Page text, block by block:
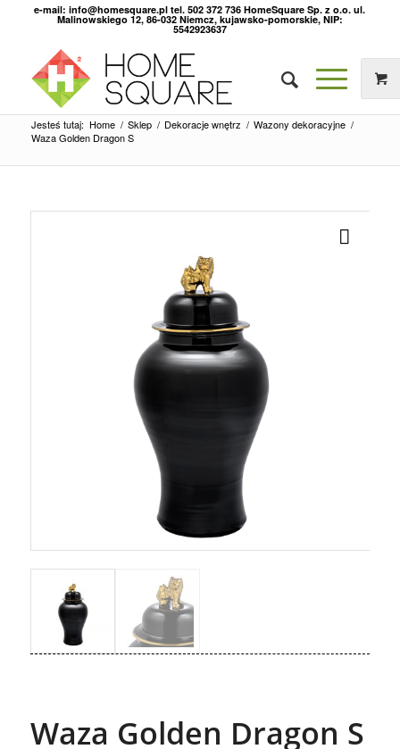
e-mail: info@homesquare.pl tel. 502 372 736 HomeSquare Sp. z o.o. ul.
Malinowskiego 12, 86-032 Niemcz, kujawsko-pomorskie, NIP:
5542923637
Jesteś tutaj: Home / Sklep / Dekoracje wnętrz / Wazony dekoracyjne /
Waza Golden Dragon S
Waza Golden Dragon S